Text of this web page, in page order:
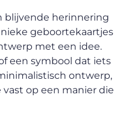
blijvende herinnering
geboortekaartjes
met een idee.
een symbool dat iets
ontwerp,
op een manier die